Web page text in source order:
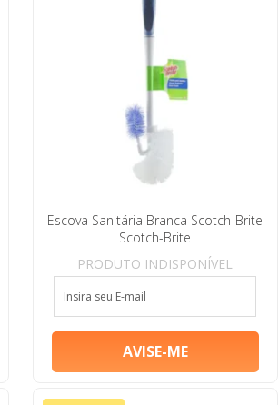
Escova Sanitária Branca Scotch-Brite
Scotch-Brite
PRODUTO INDISPONÍVEL